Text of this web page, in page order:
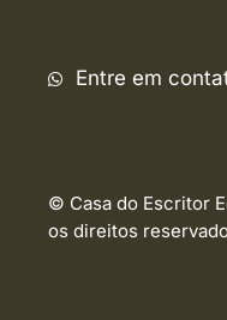
Entre em
© Casa do Escritor
os direitos